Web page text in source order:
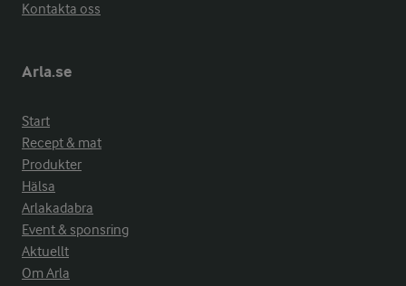
Kontakta oss
Arla.se
Start
Recept & mat
Produkter
Hälsa
Arlakadabra
Event & sponsring
Aktuellt
Om Arla